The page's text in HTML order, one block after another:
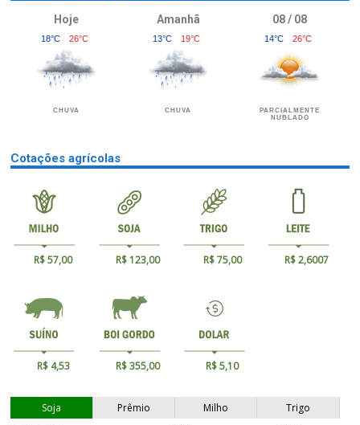
Hoje
18°C 26°C
CHUVA
Amanhã
13°C 19°C
CHUVA
08 / 08
14°C 26°C
PARCIALMENTE
NUBLADO
Cotações agrícolas
R$ 57,00 R$ 123,00 R$ 75,00 R$ 2,6007
R$ 4,53 R$ 355,00 R$ 5,10
Soja Prêmio Milho
Trigo